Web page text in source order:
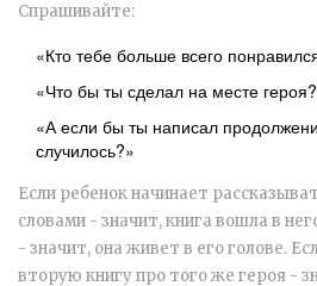
Спрашивайте:
«Кто тебе больше всего
«Что бы ты сделал на месте
«А если бы ты написал
случилось?»
Если ребенок начинает
словами - значит, книга вошла в
- значит, она живет в его голове.
вторую книгу про того же героя -